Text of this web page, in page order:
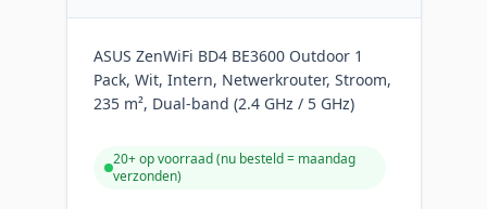
ASUS ZenWiFi BD4 BE3600 Outdoor 1
Pack, Wit, Intern, Netwerkrouter, Stroom,
235 m², Dual-band (2.4 GHz / 5 GHz)
20+ op voorraad (nu besteld = maandag
verzonden)